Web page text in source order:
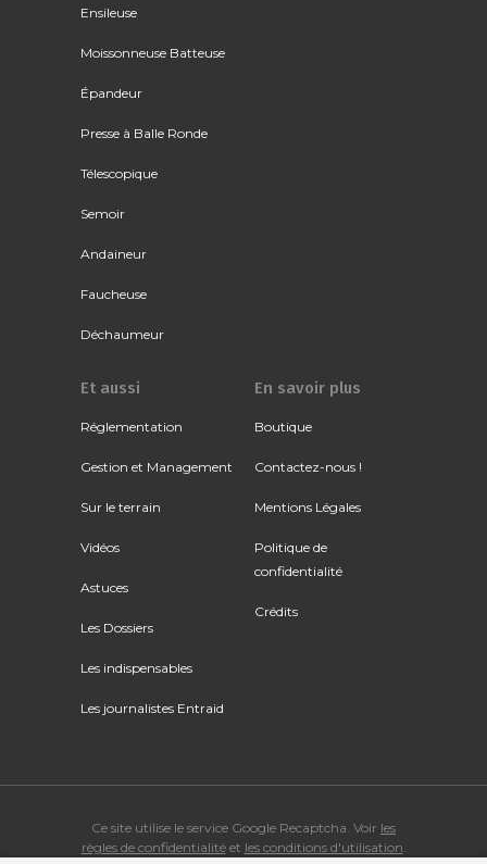
Ensileuse
Moissonneuse Batteuse
Épandeur
Presse à Balle Ronde
Télescopique
Semoir
Andaineur
Faucheuse
Déchaumeur
Et aussi
Réglementation
Gestion et Management
Sur le terrain
Vidéos
Astuces
Les Dossiers
Les indispensables
Les journalistes Entraid
En savoir plus
Boutique
Contactez-nous !
Mentions Légales
Politique de
confidentialité
Crédits
Ce site utilise le service Google Recaptcha. Voir les
règles de confidentialitéet les conditions d'utilisation